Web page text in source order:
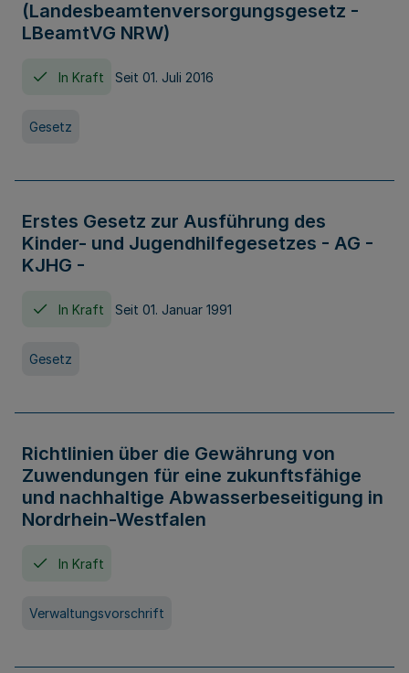
(Landesbeamtenversorgungsgesetz -
LBeamtVG NRW)
In Kraft Seit 01. Juli 2016
Gesetz
Erstes Gesetz zur Ausführung des
Kinder- und Jugendhilfegesetzes - AG -
KJHG -
In Kraft Seit 01. Januar 1991
Gesetz
Richtlinien über die Gewährung von
Zuwendungen für eine zukunftsfähige
und nachhaltige Abwasserbeseitigung in
Nordrhein-Westfalen
In Kraft
Verwaltungsvorschrift